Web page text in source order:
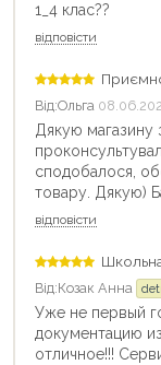
1_4 клас??
відповісти
Від:Ольга
Дякую магазину
сподобалося,
товару. Дякую)
відповісти
Від:Козак Анна
Уже не первый
документацию
отличное!!!